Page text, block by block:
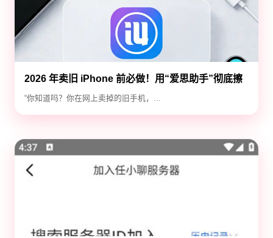
2026 年卖旧 iPhone 前必做！用“爱思助手”彻底擦
除隐私，防止数据泄露
“你知道吗？你在网上卖掉的旧手机，...